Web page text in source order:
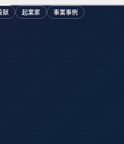
献 起業家 事業事例